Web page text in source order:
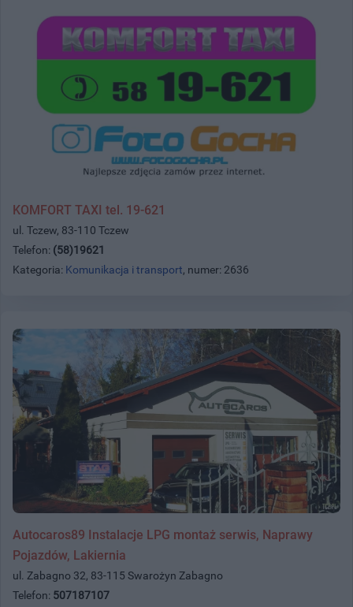
KOMFORT TAXI tel. 19-621
ul. Tczew, 83-110 Tczew
Telefon: (58)19621
Kategoria: Komunikacja i transport, numer: 2636
Autocaros89 Instalacje LPG montaż serwis, Naprawy
Pojazdów, Lakiernia
ul. Zabagno 32, 83-115 Swarożyn Zabagno
Telefon: 507187107